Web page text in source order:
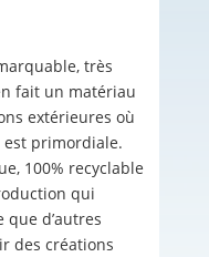
très
fait un matériau
extérieures où
est primordiale.
100% recyclable
qui
que d’autres
des créations